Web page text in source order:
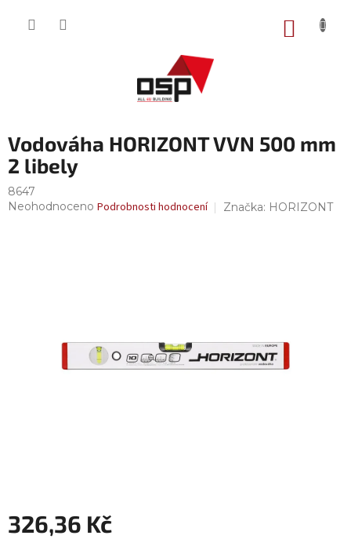
Vodováha HORIZONT VVN 500 mm
2 libely
8647
Průměrné
Neohodnoceno Podrobnosti hodnocení Značka: HORIZONT
326,36 Kč